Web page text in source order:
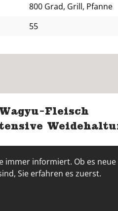
800 Grad, Grill, Pfanne
55
Fleisch
immer informiert. Ob es
Sie erfahren es zuerst.